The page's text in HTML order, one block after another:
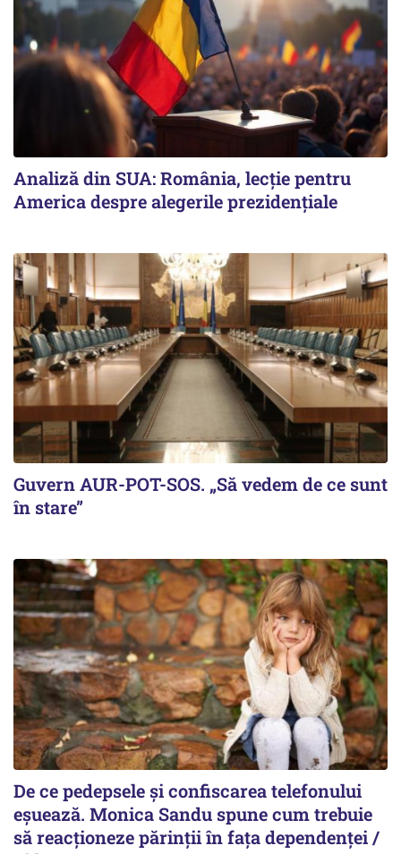
Analiză din SUA: România, lecție pentru
America despre alegerile prezidențiale
Guvern AUR-POT-SOS. „Să vedem de ce sunt
în stare”
De ce pedepsele și confiscarea telefonului
eșuează. Monica Sandu spune cum trebuie
să reacționeze părinții în fața dependenței /